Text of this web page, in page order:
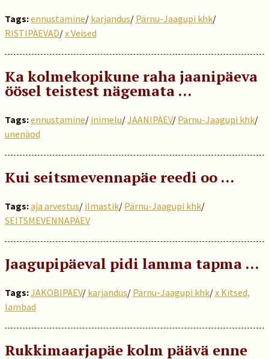
Tags:ennustamine/ karjandus/ Pärnu-Jaagupi khk/
RISTIPÄEVAD/x Veised
Ka kolmekopikune raha jaanipäeva
öösel teistest nägemata …
Tags:ennustamine/ inimelu/JAANIPÄEV/ Pärnu-Jaagupi khk/
unenäod
Kui seitsmevennapäe reedi oo …
Tags:aja arvestus/ ilmastik/ Pärnu-Jaagupi khk/
SEITSMEVENNAPÄEV
Jaagupipäeval pidi lamma tapma …
Tags:JAKOBIPÄEV/ karjandus/ Pärnu-Jaagupi khk/x Kitsed,
lambad
Rukkimaarjapäe kolm päävä enne